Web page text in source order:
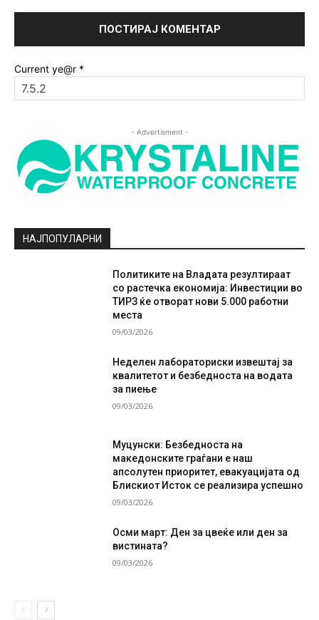
Current ye@r *
- Advertisment -
НАЈПОПУЛАРНИ
Политиките на Владата резултираат
со растечка економија: Инвестиции во
ТИРЗ ќе отворат нови 5.000 работни
места
09/03/2026
Неделен лабораториски извештај за
квалитетот и безбедноста на водата
за пиење
09/03/2026
Муцунски: Безбедноста на
македонските граѓани е наш
апсолутен приоритет, евакуацијата од
Блискиот Исток се реализира успешно
09/03/2026
Осми март: Ден за цвеќе или ден за
вистината?
09/03/2026